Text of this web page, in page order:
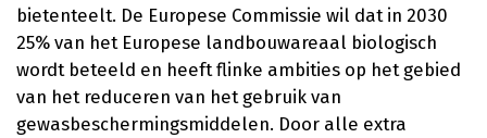
bietenteelt. De Europese Commissie wil dat in 2030
25% van het Europese landbouwareaal biologisch
wordt beteeld en heeft flinke ambities op het gebied
van het reduceren van het gebruik van
gewasbeschermingsmiddelen. Door alle extra